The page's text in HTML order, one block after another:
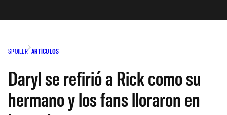
SPOILER ARTÍCULOS
Daryl se refirió a Rick como su
hermano y los fans lloraron en